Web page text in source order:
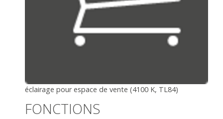
éclairage pour espace de vente (4100 K, TL84)
FONCTIONS